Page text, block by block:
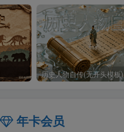
历史人物自传(无开头模板)
年卡会员